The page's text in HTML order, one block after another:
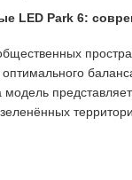
LED Park 6:
оптимального
модель